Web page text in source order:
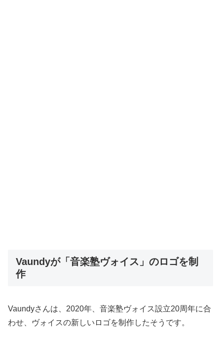
Vaundyが「音楽塾ヴォイス」のロゴを制
作
Vaundyさんは、2020年、音楽塾ヴォイス設立20周年に合
わせ、ヴォイスの新しいロゴを制作したそうです。